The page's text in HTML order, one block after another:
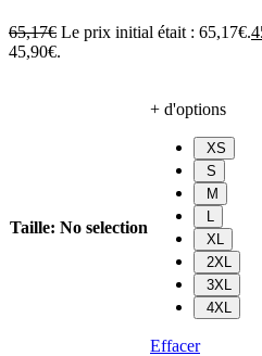
65,17€ Le prix initial était : 65,17€.
45,90€.
Taille: No selection
+ d'options
XS
S
M
XL
2XL
3XL
4XL
Effacer